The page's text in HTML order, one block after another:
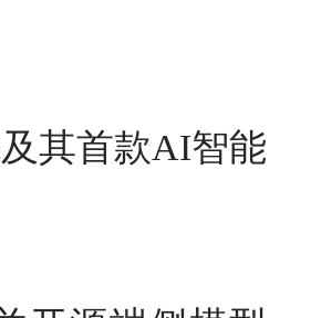
其首款AI智能